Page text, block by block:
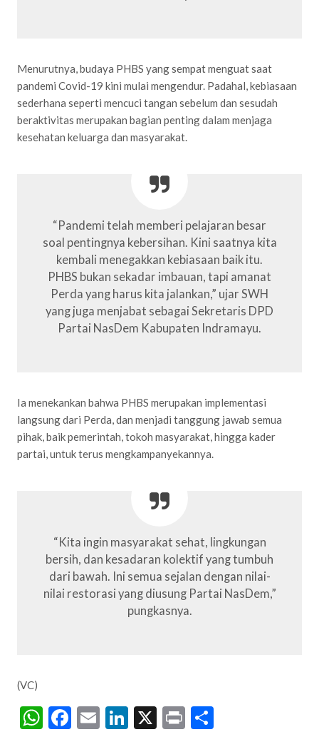
Menurutnya, budaya PHBS yang sempat menguat saat
pandemi Covid-19 kini mulai mengendur. Padahal, kebiasaan
sederhana seperti mencuci tangan sebelum dan sesudah
beraktivitas merupakan bagian penting dalam menjaga
kesehatan keluarga dan masyarakat.
“Pandemi telah memberi pelajaran besar
soal pentingnya kebersihan. Kini saatnya kita
kembali menegakkan kebiasaan baik itu.
PHBS bukan sekadar imbauan, tapi amanat
Perda yang harus kita jalankan,” ujar SWH
yang juga menjabat sebagai Sekretaris DPD
Partai NasDem Kabupaten Indramayu.
Ia menekankan bahwa PHBS merupakan implementasi
langsung dari Perda, dan menjadi tanggung jawab semua
pihak, baik pemerintah, tokoh masyarakat, hingga kader
partai, untuk terus mengkampanyekannya.
“Kita ingin masyarakat sehat, lingkungan
bersih, dan kesadaran kolektif yang tumbuh
dari bawah. Ini semua sejalan dengan nilai-
nilai restorasi yang diusung Partai NasDem,”
pungkasnya.
(VC)
WhatsApp
Facebook
EmailLinkedIn
X Print